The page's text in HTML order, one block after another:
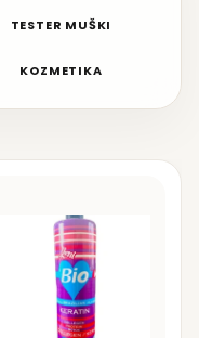
TESTER MUŠKI
KOZMETIKA